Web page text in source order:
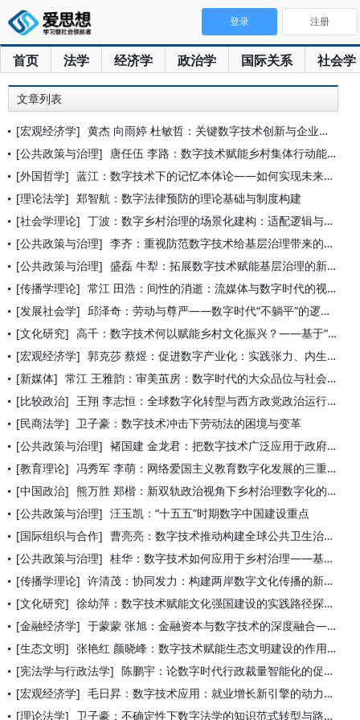
首页 法学 经济学 政治学 国际关系 社会学
登录 注册
文章列表
[宏观经济学] 黄杰 向雨婷 杜敏哲：关键数字技术创新与企业新质生产力发展
[公共政策与治理] 唐任伍 李路：数字技术赋能乡村集体行动能力提升的内在机理、价
[外国哲学] 蓝江：数字技术下的记忆本体论——如何实现未来社会的记忆共在
[理论法学] 郑智航：数字法律预防的理论基础与制度构建
[社会学理论] 丁波：数字乡村治理的场景化建构：适配逻辑与实践形式
[公共政策与治理] 李齐：重视防范数字技术给基层治理带来的新问题
[公共政策与治理] 盛磊 牛犁：拓展数字技术赋能基层治理的新路径
[传播学理论] 常江 田浩：间性的消逝：流媒体与数字时代的视听文化生态
[发展社会学] 邱泽奇：劳动与尊严——数字时代“不躺平”的逻辑前提
[文化研究] 高千：数字技术何以赋能乡村文化振兴？——基于“国家供给—技术
[宏观经济学] 郭克莎 蔡煜：促进数字产业化：实践张力、内生机制与政策创新
[新媒体] 常江 王雅韵：审美茧房：数字时代的大众品位与社会区隔
[比较政治] 王翔 李志恒：全球数字化转型与西方政党政治运行逻辑的变革
[民商法学] 卫子豪：数字技术冲击下劳动法的困境与变革
[公共政策与治理] 褚国建 金龙君：把数字技术广泛应用于政府管理服务
[教育理论] 冯秀军 李萌：网络爱国主义教育数字化发展的三重逻辑
[中国政治] 熊万胜 郑楷：新双轨政治视角下乡村治理数字化的趋向
[公共政策与治理] 汪玉凯：“十五五”时期数字中国建设重点
[国际组织与合作] 曹亮亮：数字技术推动构建全球公共卫生治理多边合作框架
[公共政策与治理] 桂华：数字技术如何应用于乡村治理——基于基础能力与基层能力的
[传播学理论] 许清茂：协同发力：构建两岸数字文化传播的新图景
[文化研究] 徐幼萍：数字技术赋能文化强国建设的实践路径探析
[金融经济学] 于蒙蒙 张旭：金融资本与数字技术的深度融合——当前金融资本主
[生态文明] 张艳红 颜晓峰：数字技术赋能生态文明建设的作用机制与实践路径
[宪法学与行政法学] 陈鹏宇：论数字时代行政裁量智能化的促进与规范
[宏观经济学] 毛日昇：数字技术应用：就业增长新引擎的动力解析
[理论法学] 卫子豪：不确定性下数字法学的知识范式转型与路径展开